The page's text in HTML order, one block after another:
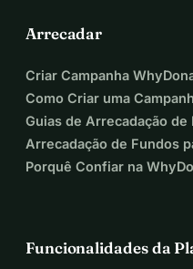
Arrecadar
Criar Campanha
Como Criar uma
Guias de Arrecadação de
Arrecadação de Fundos
Porquê Confiar na
Funcionalidades da